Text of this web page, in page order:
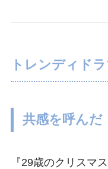
トレンディド
共感を呼んだ
『29歳のクリスマ